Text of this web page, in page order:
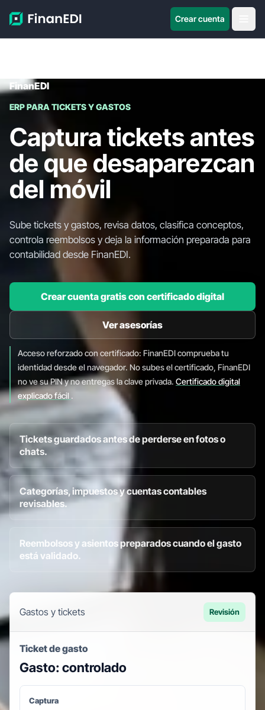
Crear cuenta
FinanEDI
ERP PARA TICKETS Y GASTOS
Captura tickets antes
de que desaparezcan
del móvil
Sube tickets y gastos, revisa datos, clasifica conceptos,
controla reembolsos y deja la información preparada para
contabilidad desde FinanEDI.
Crear cuenta gratis con certificado digital
Ver asesorías
Acceso reforzado con certificado: FinanEDI comprueba tu
identidad desde el navegador. No subes el certificado, FinanEDI
no ve su PIN y no entregas la clave privada. Certificado digital
explicado fácil .
Tickets guardados antes de perderse en fotos o
chats.
Categorías, impuestos y cuentas contables
revisables.
Reembolsos y asientos preparados cuando el gasto
está validado.
Gastos y tickets Revisión
Ticket de gasto
Gasto: controlado
Captura